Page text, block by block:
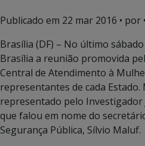
Publicado em 22 mar 2016 • por •
Brasília (DF) – No último
Brasília a reunião promovida
Central de Atendimento à
representantes de cada
representado pelo Investigador
que falou em nome do
Segurança Pública, Sílvio Maluf.